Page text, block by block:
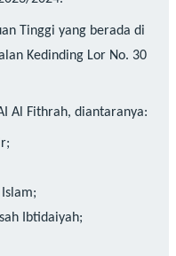
Tinggi yang berada di
Kedinding Lor No. 30
Al Fithrah, diantaranya:
Ibtidaiyah;